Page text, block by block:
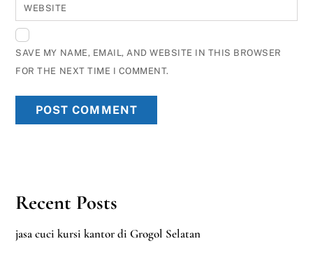
WEBSITE
SAVE MY NAME, EMAIL, AND WEBSITE IN THIS BROWSER
FOR THE NEXT TIME I COMMENT.
Recent Posts
jasa cuci kursi kantor di Grogol Selatan